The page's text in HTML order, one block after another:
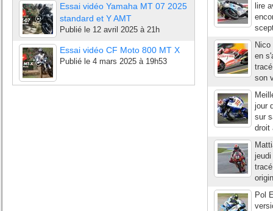
Essai vidéo Yamaha MT 07 2025
standard et Y AMT
Publié le 12 avril 2025 à 21h
Essai vidéo CF Moto 800 MT X
Publié le 4 mars 2025 à 19h53
lire
en
son
jour
sur
droit
Pol